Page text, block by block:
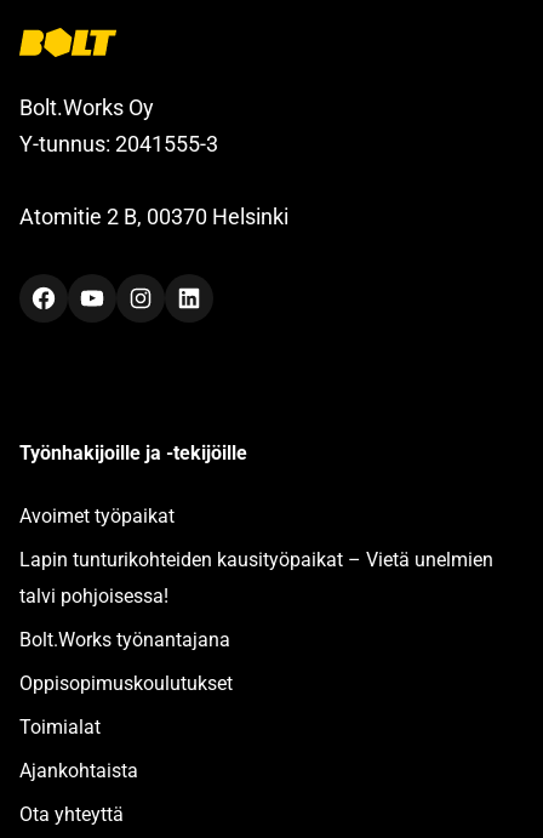
Bolt.Works Oy
Y-tunnus: 2041555-3
Atomitie 2 B, 00370 Helsinki
FacebookYouTubeInstagramLinkedIn
Työnhakijoille ja -tekijöille
Avoimet työpaikat
Lapin tunturikohteiden kausityöpaikat – Vietä unelmien
talvi pohjoisessa!
Bolt.Works työnantajana
Oppisopimuskoulutukset
Toimialat
Ajankohtaista
Ota yhteyttä